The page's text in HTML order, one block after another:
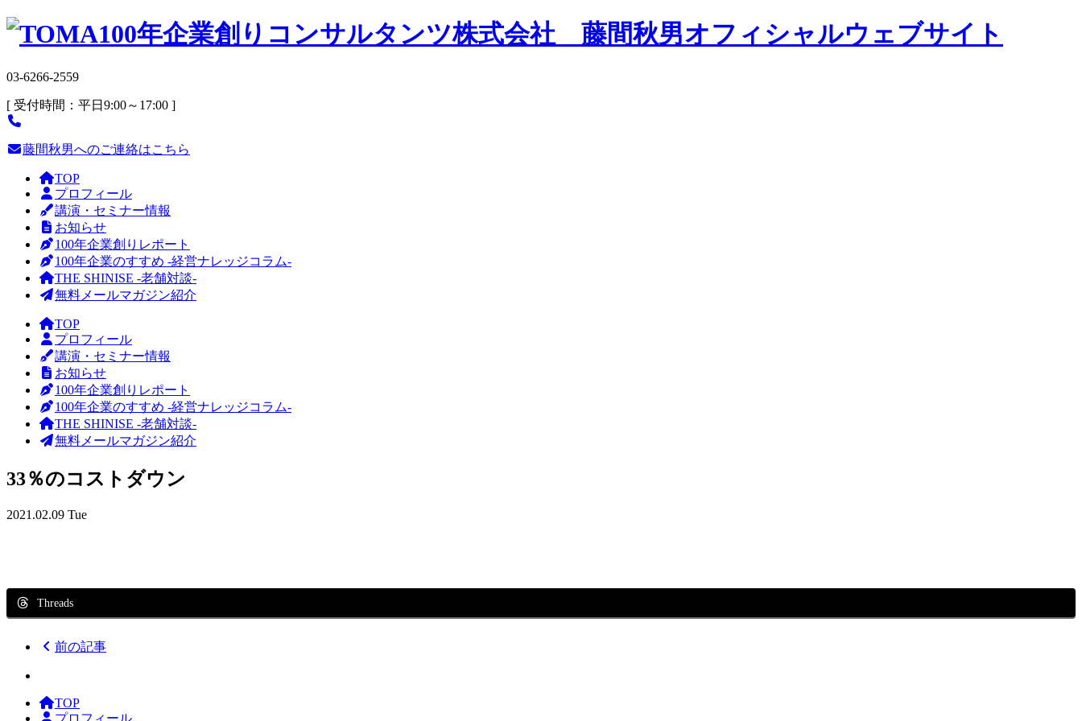
03-6266-2559
[ 受付時間：平日9:00～17:00 ]
藤間秋男へのご連絡はこちら
TOP
プロフィール
講演・セミナー情報
お知らせ
100年企業創りレポート
100年企業のすすめ -経営ナレッジコラム-
THE SHINISE -老舗対談-
無料メールマガジン紹介
TOP
プロフィール
講演・セミナー情報
お知らせ
100年企業創りレポート
100年企業のすすめ -経営ナレッジコラム-
THE SHINISE -老舗対談-
無料メールマガジン紹介
33％のコストダウン
2021.02.09 Tue
Threads
前の記事
TOP
プロフィール